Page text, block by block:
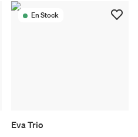
En Stock
Eva Trio